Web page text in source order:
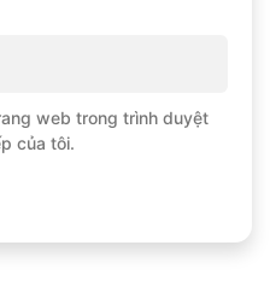
web trong trình duyệt
của tôi.